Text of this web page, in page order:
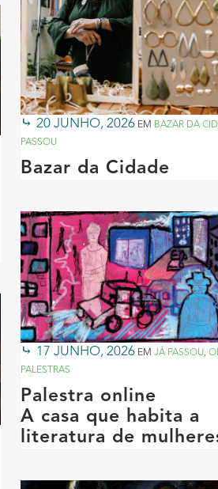
20 JUNHO, 2026EM BAZAR DA
PASSOU
Bazar da Cidade
17 JUNHO, 2026EM JÁ PASSOU,
PALESTRAS
Palestra online
A casa que habita a
literatura de